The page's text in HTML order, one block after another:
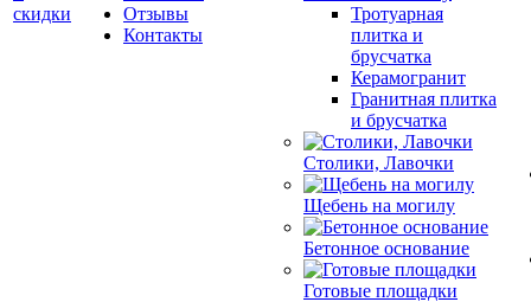
скидки
Отзывы
Контакты
Тротуарная
плитка и
брусчатка
Керамогранит
Гранитная плитка
и брусчатка
Столики, Лавочки
Щебень на могилу
Бетонное основание
Готовые площадки